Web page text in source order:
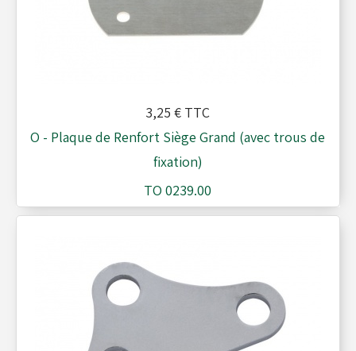
3,25 € TTC
O - Plaque de Renfort Siège Grand (avec trous de
fixation)
TO 0239.00